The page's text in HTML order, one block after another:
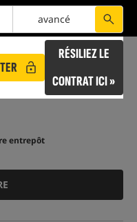
avancé
RÉSILIEZ LE
CONTRAT ICI »
entrepôt